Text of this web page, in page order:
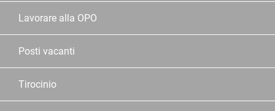
Lavorare alla OPO
Posti vacanti
Tirocinio